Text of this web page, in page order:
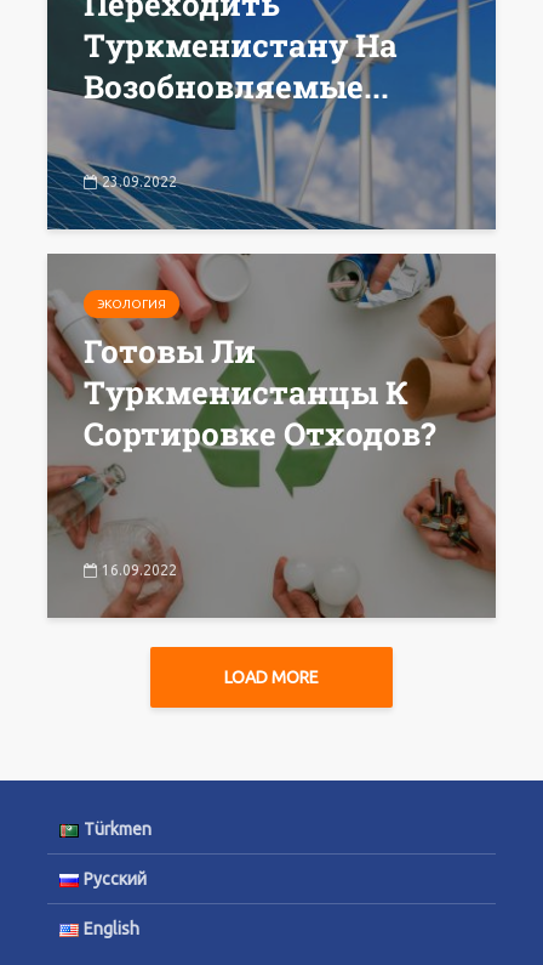
Туркменистану На
Возобновляемые...
23.09.2022
ЭКОЛОГИЯ
Готовы Ли
Туркменистанцы К
Сортировке Отходов?
16.09.2022
LOAD MORE
Türkmen
Русский
English